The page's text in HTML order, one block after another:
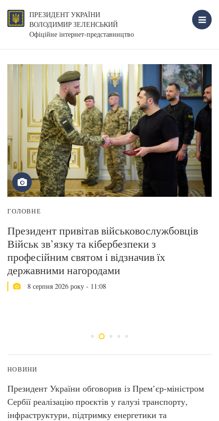
ПРЕЗИДЕНТ УКРАЇНИ
ВОЛОДИМИР ЗЕЛЕНСЬКИЙ
Офіційне інтернет-представництво
ГОЛОВНЕ
Президент привітав військовослужбовців
Військ зв’язку та кібербезпеки з
професійним святом і відзначив їх
державними нагородами
8 серпня 2026 року - 11:08
НОВИНИ
Президент України обговорив із Прем’єр-міністром
Сербії реалізацію проєктів у галузі транспорту,
інфраструктури, підтримку енергетики та